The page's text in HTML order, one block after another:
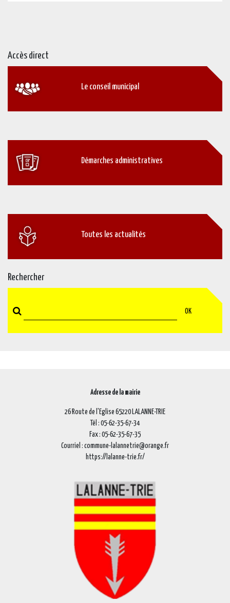
Accès direct
Le conseil municipal
Démarches administratives
Toutes les actualités
Rechercher
OK
Adresse de la mairie
26 Route de l'Eglise 65220 LALANNE-TRIE
Tél : 05-62-35-67-34
Fax : 05-62-35-67-35
Courriel : commune-lalannetrie@orange.fr
https://lalanne-trie.fr/